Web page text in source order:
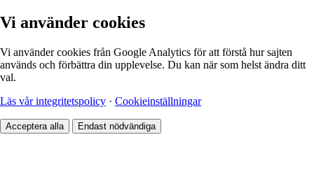
Vi använder cookies
Vi använder cookies från Google Analytics för att förstå hur sajten
används och förbättra din upplevelse. Du kan när som helst ändra ditt
val.
Läs vår integritetspolicy · Cookieinställningar
Acceptera alla Endast nödvändiga